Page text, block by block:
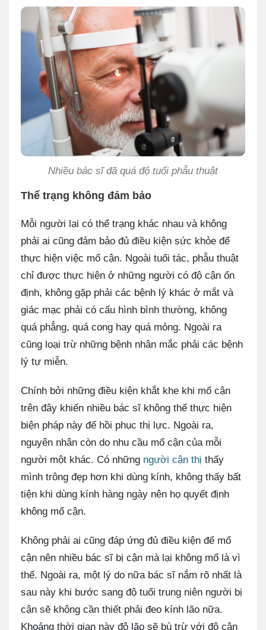
Nhiều bác sĩ đã quá độ tuổi phẫu thuật
Thể trạng không đảm bảo
Mỗi người lại có thể trạng khác nhau và không
phải ai cũng đảm bảo đủ điều kiện sức khỏe để
thực hiện việc mổ cận. Ngoài tuổi tác, phẫu thuật
chỉ được thực hiện ở những người có độ cận ổn
định, không gặp phải các bệnh lý khác ở mắt và
giác mạc phải có cấu hình bình thường, không
quá phẳng, quá cong hay quá mỏng. Ngoài ra
cũng loại trừ những bệnh nhân mắc phải các bệnh
lý tự miễn.
Chính bởi những điều kiện khắt khe khi mổ cận
trên đây khiến nhiều bác sĩ không thể thực hiện
biện pháp này để hồi phục thị lực. Ngoài ra,
nguyên nhân còn do nhu cầu mổ cận của mỗi
người một khác. Có những người cận thị thấy
mình trông đẹp hơn khi dùng kính, không thấy bất
tiện khi dùng kính hàng ngày nên họ quyết định
không mổ cận.
Không phải ai cũng đáp ứng đủ điều kiện để mổ
cận nên nhiều bác sĩ bị cận mà lại không mổ là vì
thế. Ngoài ra, một lý do nữa bác sĩ nắm rõ nhất là
sau này khi bước sang độ tuổi trung niên người bị
cận sẽ không cần thiết phải đeo kính lão nữa.
Khoảng thời gian này độ lão sẽ bù trừ với độ cận